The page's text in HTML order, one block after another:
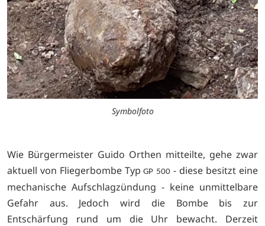
Symbolfoto
Wie Bürgermeister Guido Orthen mitteilte, gehe zwar
aktuell von Fliegerbombe Typ GP 500- diese besitzt eine
mechanische Aufschlagzündung - keine unmittelbare
Gefahr aus. Jedoch wird die Bombe bis zur
Entschärfung rund um die Uhr bewacht. Derzeit